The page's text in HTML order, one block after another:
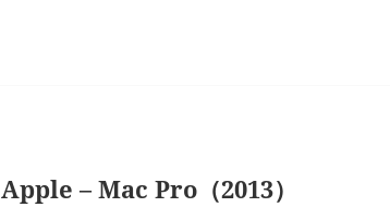
Apple – Mac Pro（2013）